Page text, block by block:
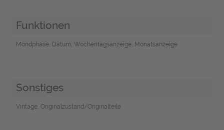
Funktionen
Mondphase, Datum, Wochentagsanzeige, Monatsanzeige
Sonstiges
Vintage, Originalzustand/Originalteile